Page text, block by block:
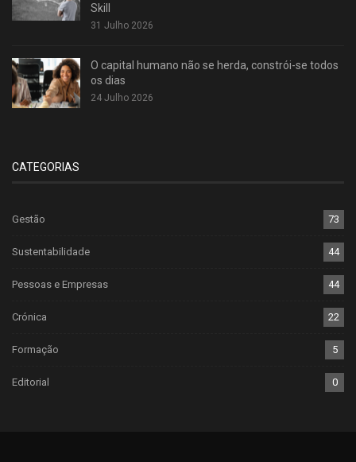
Skill
31 Julho 2026
O capital humano não se herda, constrói-se todos
os dias
24 Julho 2026
CATEGORIAS
Gestão 73
Sustentabilidade 44
Pessoas e Empresas 44
Crónica 22
Formação 5
Editorial 0